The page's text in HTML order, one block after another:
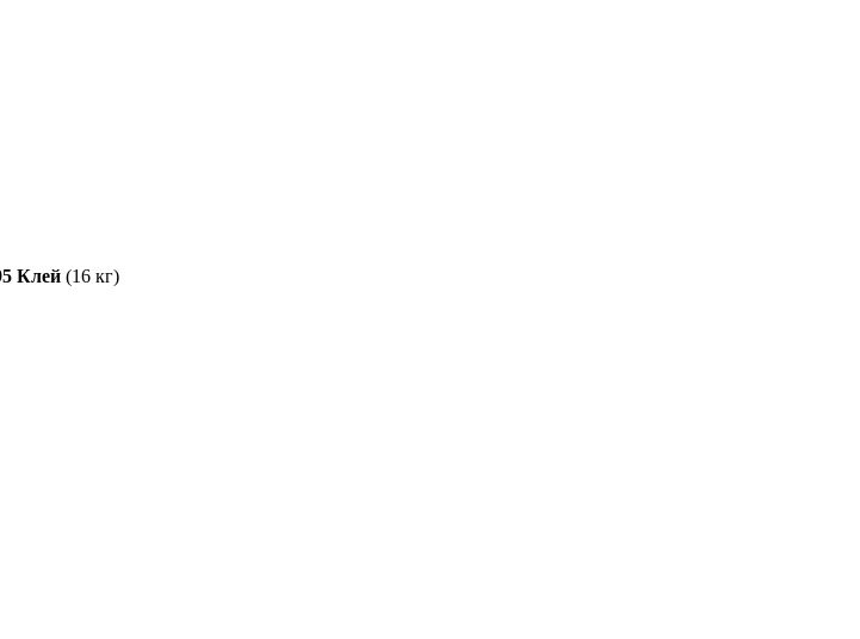
Клей (16 кг)